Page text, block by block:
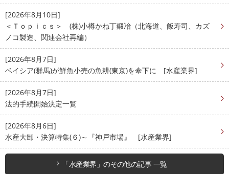
[2026年8月10日]
＜Ｔｏｐｉｃｓ＞ (株)小樽かね丁鍛冶（北海道、飯寿司、カズ
ノコ製造、関連会社再編）
[2026年8月7日]
ベイシア(群馬)が鮮魚小売の魚耕(東京)を傘下に [水産業界]
[2026年8月7日]
法的手続開始決定一覧
[2026年8月6日]
水産大卸・決算特集(６)～『神戸市場』 [水産業界]
「水産業界」のその他の記事 一覧